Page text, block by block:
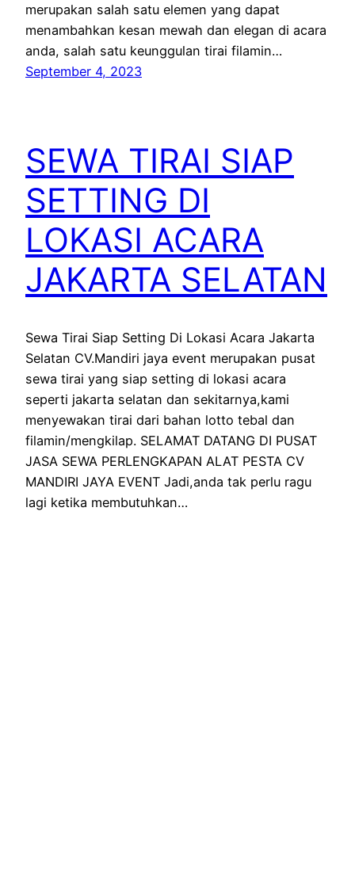
merupakan salah satu elemen yang dapat
menambahkan kesan mewah dan elegan di acara
anda, salah satu keunggulan tirai filamin…
September 4, 2023
SEWA TIRAI SIAP
SETTING DI
LOKASI ACARA
JAKARTA SELATAN
Sewa Tirai Siap Setting Di Lokasi Acara Jakarta
Selatan CV.Mandiri jaya event merupakan pusat
sewa tirai yang siap setting di lokasi acara
seperti jakarta selatan dan sekitarnya,kami
menyewakan tirai dari bahan lotto tebal dan
filamin/mengkilap. SELAMAT DATANG DI PUSAT
JASA SEWA PERLENGKAPAN ALAT PESTA CV
MANDIRI JAYA EVENT Jadi,anda tak perlu ragu
lagi ketika membutuhkan…